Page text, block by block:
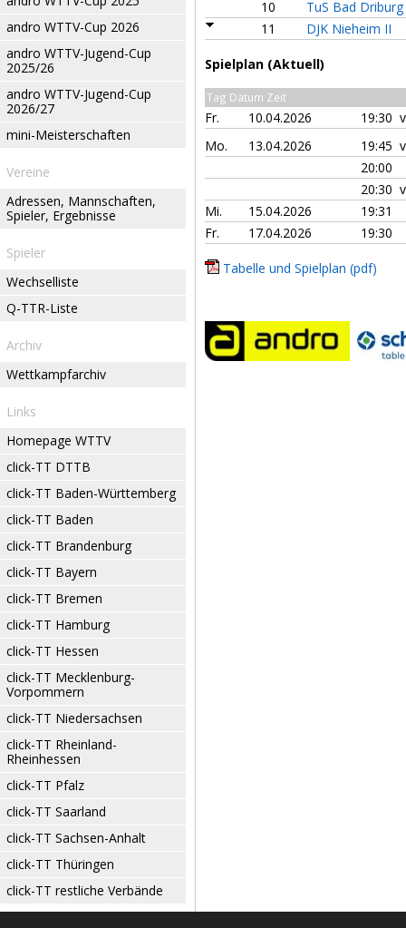
andro WTTV-Cup 2026
andro WTTV-Jugend-Cup
2025/26
andro WTTV-Jugend-Cup
2026/27
mini-Meisterschaften
Vereine
Adressen, Mannschaften,
Spieler, Ergebnisse
Spieler
Wechselliste
Q-TTR-Liste
Archiv
Wettkampfarchiv
Links
Homepage WTTV
click-TT DTTB
click-TT Baden-Württemberg
click-TT Baden
click-TT Brandenburg
click-TT Bayern
click-TT Bremen
click-TT Hamburg
click-TT Hessen
click-TT Mecklenburg-
Vorpommern
click-TT Niedersachsen
click-TT Rheinland-
Rheinhessen
click-TT Pfalz
click-TT Saarland
click-TT Sachsen-Anhalt
click-TT Thüringen
click-TT restliche Verbände
10
TuS Bad Driburg
11
DJK Nieheim II
Spielplan (Aktuell)
Tag Datum Zeit
Fr. 10.04.2026
19:30
Mo.
13.04.2026
19:45
20:00
20:30
Mi.
15.04.2026
19:31
Fr.
17.04.2026 19:30
Tabelle und Spielplan (pdf)